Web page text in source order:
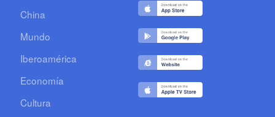
China
Mundo
Iberoamérica
Economía
Cultura